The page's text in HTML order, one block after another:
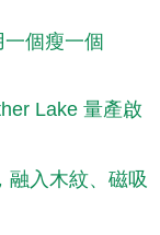
個瘦一個
Lake 量產啟
融入木紋、磁吸